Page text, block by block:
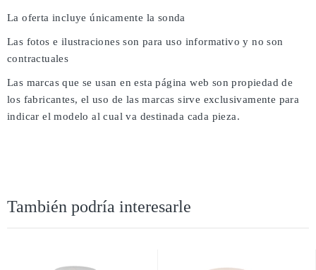
La oferta incluye únicamente la sonda
Las fotos e ilustraciones son para uso informativo y no son
contractuales
Las marcas que se usan en esta página web son propiedad de
los fabricantes, el uso de las marcas sirve exclusivamente para
indicar el modelo al cual va destinada cada pieza.
También podría interesarle